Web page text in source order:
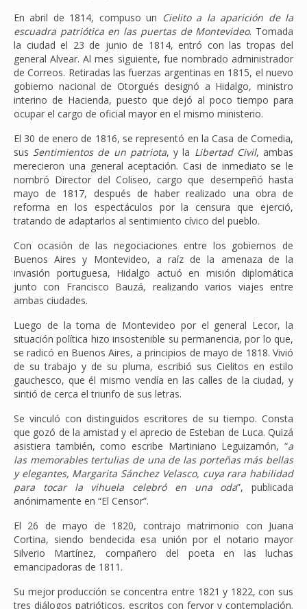
En abril de 1814, compuso un Cielito a la aparición de la
escuadra patriótica en las puertas de Montevideo. Tomada
la ciudad el 23 de junio de 1814, entró con las tropas del
general Alvear. Al mes siguiente, fue nombrado administrador
de Correos. Retiradas las fuerzas argentinas en 1815, el nuevo
gobierno nacional de Otorgués designó a Hidalgo, ministro
interino de Hacienda, puesto que dejó al poco tiempo para
ocupar el cargo de oficial mayor en el mismo ministerio.
El 30 de enero de 1816, se representó en la Casa de Comedia,
sus Sentimientos de un patriota, y la Libertad Civil, ambas
merecieron una general aceptación. Casi de inmediato se le
nombró Director del Coliseo, cargo que desempeñó hasta
mayo de 1817, después de haber realizado una obra de
reforma en los espectáculos por la censura que ejerció,
tratando de adaptarlos al sentimiento cívico del pueblo.
Con ocasión de las negociaciones entre los gobiernos de
Buenos Aires y Montevideo, a raíz de la amenaza de la
invasión portuguesa, Hidalgo actuó en misión diplomática
junto con Francisco Bauzá, realizando varios viajes entre
ambas ciudades.
Luego de la toma de Montevideo por el general Lecor, la
situación política hizo insostenible su permanencia, por lo que,
se radicó en Buenos Aires, a principios de mayo de 1818. Vivió
de su trabajo y de su pluma, escribió sus Cielitos en estilo
gauchesco, que él mismo vendía en las calles de la ciudad, y
sintió de cerca el triunfo de sus letras.
Se vinculó con distinguidos escritores de su tiempo. Consta
que gozó de la amistad y el aprecio de Esteban de Luca. Quizá
asistiera también, como escribe Martiniano Leguizamón, “a
las memorables tertulias de una de las porteñas más bellas
y elegantes, Margarita Sánchez Velasco, cuya rara habilidad
para tocar la vihuela celebró en una oda”, publicada
anónimamente en “El Censor”.
El 26 de mayo de 1820, contrajo matrimonio con Juana
Cortina, siendo bendecida esa unión por el notario mayor
Silverio Martínez, compañero del poeta en las luchas
emancipadoras de 1811.
Su mejor producción se concentra entre 1821 y 1822, con sus
tres diálogos patrióticos, escritos con fervor y contemplación.